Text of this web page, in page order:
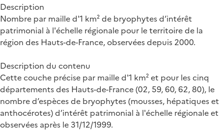
Description
Nombre par maille d'1 km² de bryophytes d’intérêt
patrimonial à l'échelle régionale pour le territoire de la
région des Hauts-de-France, observées depuis 2000.
Description du contenu
Cette couche précise par maille d'1 km² et pour les cinq
départements des Hauts-de-France (02, 59, 60, 62, 80), le
nombre d’espèces de bryophytes (mousses, hépatiques et
anthocérotes) d’intérêt patrimonial à l'échelle régionale et
observées après le 31/12/1999.